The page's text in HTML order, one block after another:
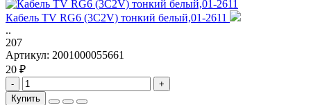
Кабель TV RG6 (3C2V) тонкий белый,01-2611
..
207
Артикул: 2001000055661
20 ₽
-
+
Купить